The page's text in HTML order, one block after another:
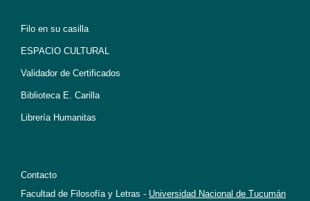
Filo en su casilla
ESPACIO CULTURAL
Validador de Certificados
Biblioteca E. Carilla
Librería Humanitas
Contacto
Facultad de Filosofía y Letras - Universidad Nacional de Tucumán